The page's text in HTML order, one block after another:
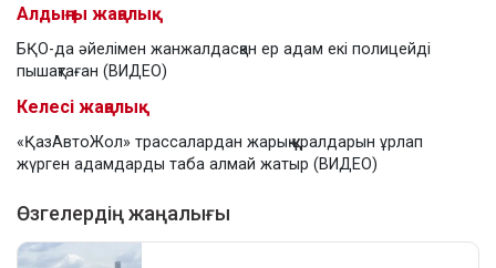
Алдыңғы жаңалық
БҚО-да әйелімен жанжалдасқан ер адам екі полицейді
пышақтаған (ВИДЕО)
Келесі жаңалық
«ҚазАвтоЖол» трассалардан жарық құралдарын ұрлап
жүрген адамдарды таба алмай жатыр (ВИДЕО)